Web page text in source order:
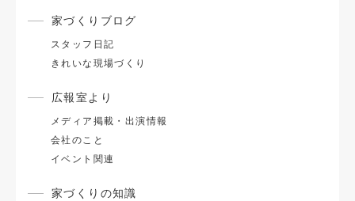
家づくりブログ
スタッフ日記
きれいな現場づくり
広報室より
メディア掲載・出演情報
会社のこと
イベント関連
家づくりの知識